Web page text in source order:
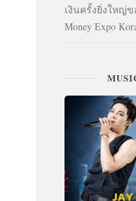
เงินครั้งยิ่งใหญ่
Money Expo